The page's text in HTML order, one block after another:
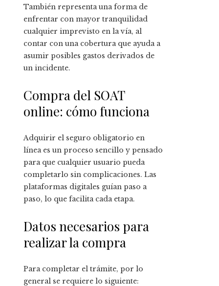
También representa una forma de
enfrentar con mayor tranquilidad
cualquier imprevisto en la vía, al
contar con una cobertura que ayuda a
asumir posibles gastos derivados de
un incidente.
Compra del SOAT
online: cómo funciona
Adquirir el seguro obligatorio en
línea es un proceso sencillo y pensado
para que cualquier usuario pueda
completarlo sin complicaciones. Las
plataformas digitales guían paso a
paso, lo que facilita cada etapa.
Datos necesarios para
realizar la compra
Para completar el trámite, por lo
general se requiere lo siguiente: